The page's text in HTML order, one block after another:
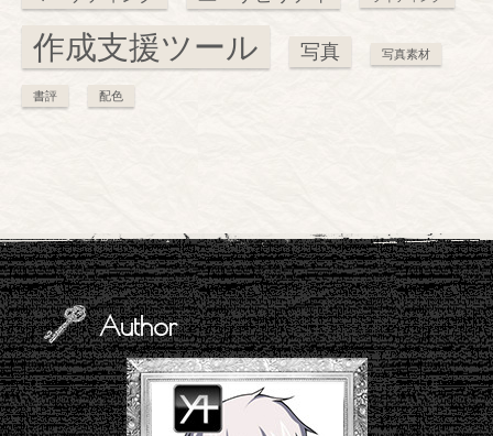
作成支援ツール 写真 写真素材
書評 配色
Author